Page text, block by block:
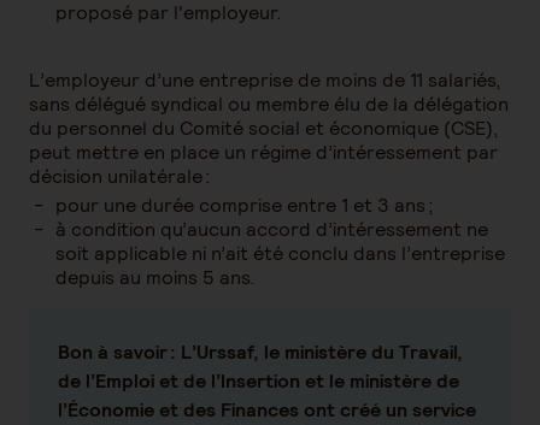
proposé par l'employeur.
L’employeur d’une entreprise de moins de 11 salariés,
sans délégué syndical ou membre élu de la délégation
du personnel du Comité social et économique (CSE),
peut mettre en place un régime d’intéressement par
décision unilatérale :
pour une durée comprise entre 1 et 3 ans ;
à condition qu’aucun accord d’intéressement ne
soit applicable ni n’ait été conclu dans l’entreprise
depuis au moins 5 ans.
Bon à savoir : L’Urssaf, le ministère du Travail,
de l’Emploi et de l’Insertion et le ministère de
l’Économie et des Finances ont créé un service